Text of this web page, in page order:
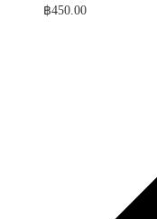
฿450.00